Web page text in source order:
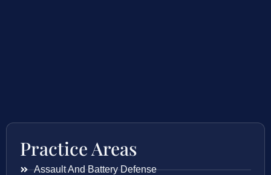
Practice Areas
Assault And Battery Defense